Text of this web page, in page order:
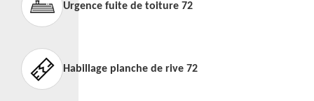
Urgence fuite de toiture 72
Habillage planche de rive 72